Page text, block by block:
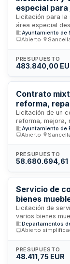
especial
Licitación para la
área especial
comprende las
gestión de las
solvencia
documentación
Ayuntamiento de
Abierto
PRESUPUESTO
483.840,00
Contrato
reforma,
pavimentos,
Palma
Licitación de un
reforma, mejora,
e
públicos del
solares
Incluye
lotes
Ayuntamiento de
Abierto
PRESUPUESTO
58.680.694,61
Servicio de
bienes
de La
Mallorca
Licitación de
varios bienes
conservan en la
El Consell de
en restauración
intervenciones
Departamentos
Abierto
PRESUPUESTO
48.411,75 EUR